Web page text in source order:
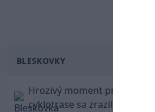
BLESKOVKY
Hrozivý moment pre Zdena
cyklotrase sa zrazil s bežcom